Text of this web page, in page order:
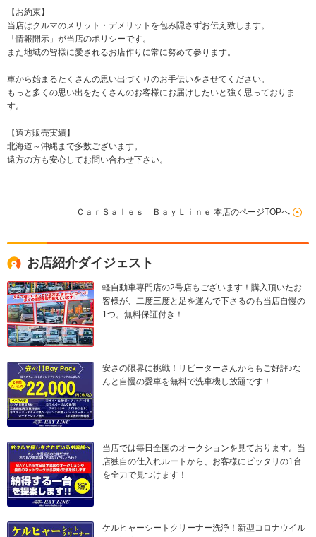
【お約束】
当店はクルマのメリット・デメリットを包み隠さずお伝え致します。
「情報開示」が当店のポリシーです。
また地域の皆様に愛されるお店作りに常に努めて参ります。
車から始まるたくさんの思い出づくりのお手伝いをさせてください。
もっと多くの思い出をたくさんのお客様にお届けしたいと強く思っておりま
す。
【遠方販売実績】
北海道～沖縄まで多数ございます。
遠方の方も安心してお問い合わせ下さい。
ＣａｒＳａｌｅｓ ＢａｙＬｉｎｅ 本店のページTOPへ
お店紹介ダイジェスト
軽自動車専門店の2号店もございます！購入頂いたお
客様が、二度三度と足を運んで下さるのも当店自慢の
1つ。無料保証付き！
安さの限界に挑戦！リピーターさんからもご好評♪な
んと自慢の愛車を無料で洗車機し放題です！
当店では毎日全国のオークションを見ております。当
店独自の仕入れルートから、お客様にピッタリの1台
を全力で見つけます！
ケルヒャーシートクリーナー洗浄！新型コロナウイル